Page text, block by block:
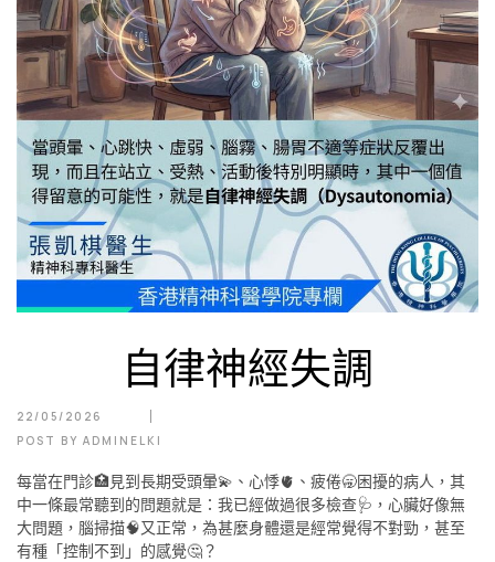
自律神經失調
22/05/2026
POST BY ADMINELKI
每當在門診🏥見到長期受頭暈💫、心悸🫀、疲倦🥱困擾的病人，其
中一條最常聽到的問題就是：我已經做過很多檢查🩺，心臟好像無
大問題，腦掃描🧠又正常，為甚麼身體還是經常覺得不對勁，甚至
有種「控制不到」的感覺🤔？